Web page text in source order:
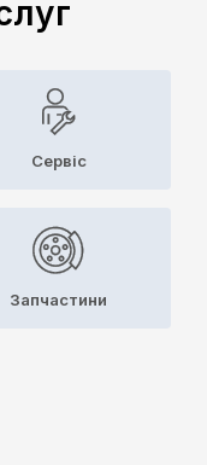
Сервіс
Запчастини